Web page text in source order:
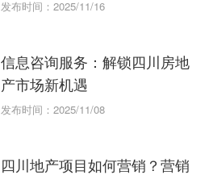
发布时间：2025/11/16
信息咨询服务：解锁四川房地
产市场新机遇
发布时间：2025/11/08
四川地产项目如何营销？营销